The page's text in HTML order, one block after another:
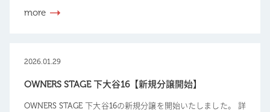
more
2026.01.29
OWNERS STAGE 下大谷16【新規分譲開始】
OWNERS STAGE 下大谷16の新規分譲を開始いたしました。 詳